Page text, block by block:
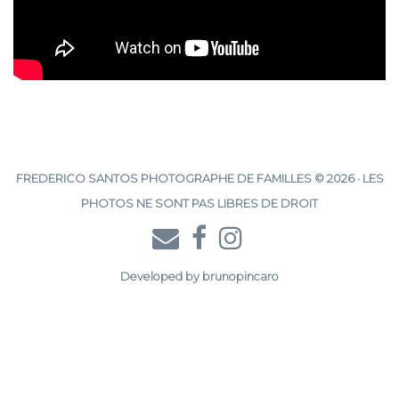
FREDERICO SANTOS PHOTOGRAPHE DE FAMILLES © 2026 · LES
PHOTOS NE SONT PAS LIBRES DE DROIT
Developed by brunopincaro